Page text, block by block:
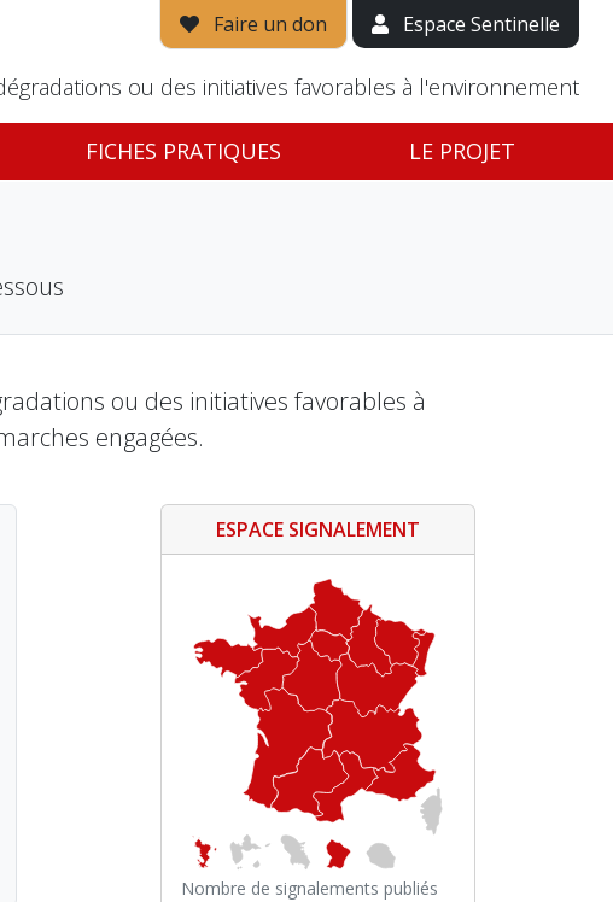
Faire un don Espace Sentinelle
ou des initiatives favorables à l'environnement
FICHES PRATIQUES LE PROJET
ou des initiatives favorables à
engagées.
ESPACE SIGNALEMENT
Nombre de signalements publiés